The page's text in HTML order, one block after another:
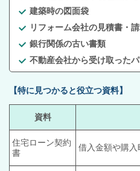
建築時の図面袋
リフォーム会社の見積書・
銀行関係の古い書類
不動産会社から受け取った
【特に見つかると役立つ資料】
資料
住宅ローン契約
書
借入金額や購入